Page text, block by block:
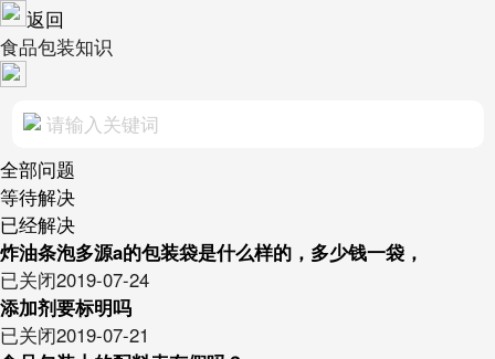
返回
食品包装知识
全部问题
等待解决
已经解决
炸油条泡多源a的包装袋是什么样的，多少钱一袋，
已关闭2019-07-24
添加剂要标明吗
已关闭2019-07-21